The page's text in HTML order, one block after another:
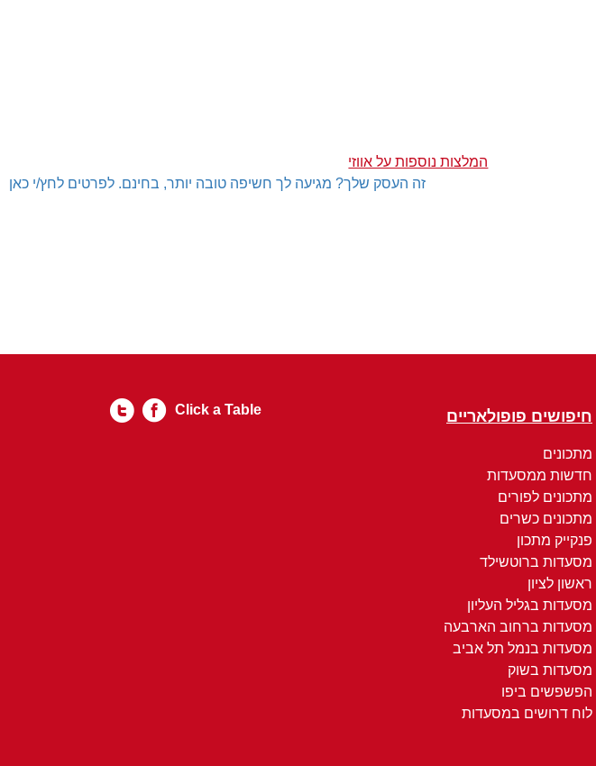
המלצות נוספות על אווזי
זה העסק שלך? מגיעה לך חשיפה טובה יותר, בחינם. לפרטים לחץ/י כאן
חיפושים פופולאריים
מתכונים
חדשות ממסעדות
מתכונים לפורים
מתכונים כשרים
פנקייק מתכון
מסעדות ברוטשילד
ראשון לציון
מסעדות בגליל העליון
מסעדות ברחוב הארבעה
מסעדות בנמל תל אביב
מסעדות בשוק
הפשפשים ביפו
לוח דרושים במסעדות
Click a Table